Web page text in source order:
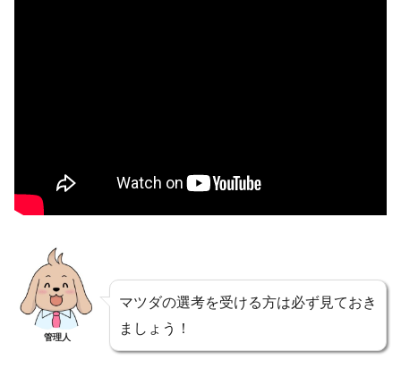
管理人
マツダの選考を受ける方は必ず見ておき
ましょう！